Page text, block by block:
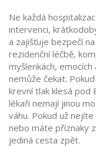
Ne každá
intervenci,
a zajišťuje bezpečína
rezidenční léčbě,
myšlenkách, emocích
nemůže čekat.
krevní tlak klesá pod
lékaři nemají jinou
váhu. Pokud už
nebo máte příznaky
jediná cesta zpět.